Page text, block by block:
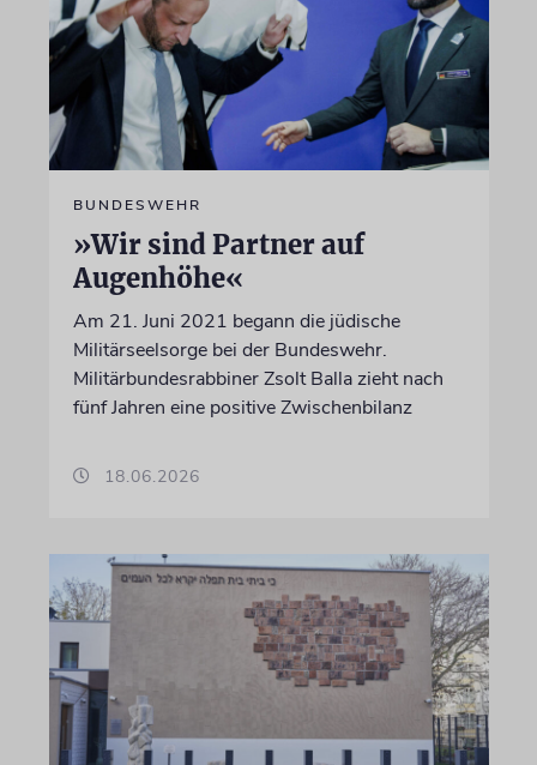
BUNDESWEHR
»Wir sind Partner auf
Augenhöhe«
Am 21. Juni 2021 begann die jüdische
Militärseelsorge bei der Bundeswehr.
Militärbundesrabbiner Zsolt Balla zieht nach
fünf Jahren eine positive Zwischenbilanz
18.06.2026